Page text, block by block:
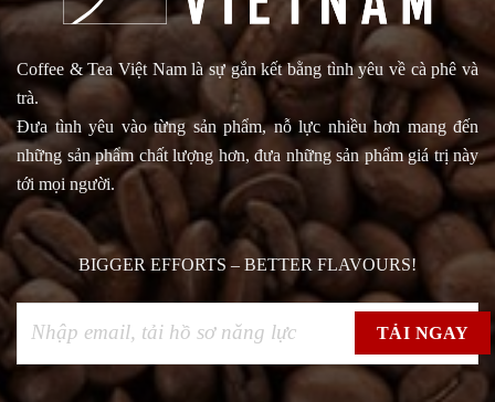
Coffee & Tea Việt Nam là sự gắn kết bằng tình yêu về cà phê và
trà.
Đưa tình yêu vào từng sản phẩm, nỗ lực nhiều hơn mang đến
những sản phẩm chất lượng hơn, đưa những sản phẩm giá trị này
tới mọi người.
BIGGER EFFORTS – BETTER FLAVOURS!